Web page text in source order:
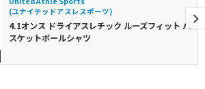
(ユナイテッドアスレスポーツ)
4.1オンス ドライアスレチック ルーズフィット バ
スケットボールシャツ